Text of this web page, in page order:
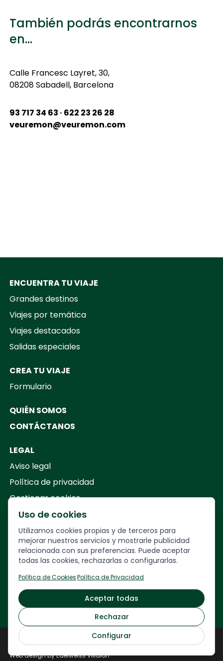
También podrás encontrarnos
en...
CalleFrancesc Layret, 30,
08208 Sabadell, Barcelona
93 717 34 63 · 622 23 26 28
veuremon@veuremon.com
ENCUENTRA TU VIAJE
Grandes destinos
Viajes por temática
Viajes destacados
Salidas especiales
CREA TU VIAJE
Formulario
QUIÉN SOMOS
CONTÁCTANOS
LEGAL
Aviso legal
Política de privacidad
Gestionar cookies
Your Company
CalleFrancesc Layret, 30,
veuremon@veuremon.com
Veuremón © 2024
Web development byNORDLY ARROW
Web design by Edelweiss Villalón
Uso de cookies
Utilizamos cookies propias y de terceros para
mejorar nuestros servicios y mostrarle publicidad
relacionada con sus preferencias. Puede aceptar
todas las cookies, rechazarlas o configurarlas.
Política de Cookies·Política de Privacidad
Aceptar todas
Rechazar
Configurar